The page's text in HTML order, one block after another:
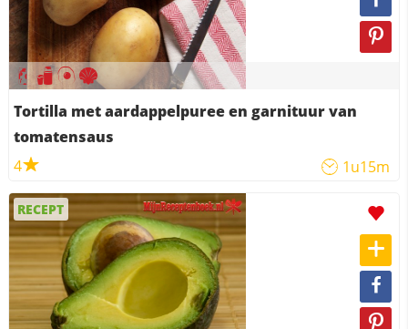
Tortilla met aardappelpuree en garnituur van
tomatensaus
4
1u15m
RECEPT